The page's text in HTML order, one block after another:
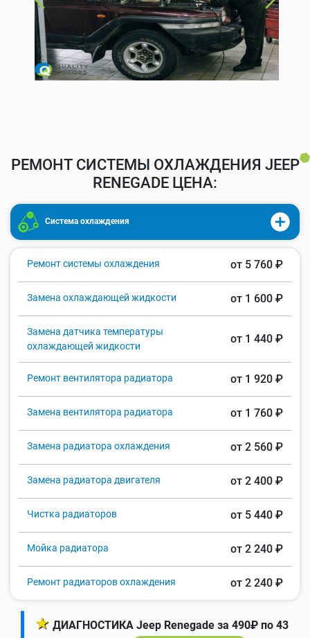
РЕМОНТ СИСТЕМЫ ОХЛАЖДЕНИЯ JEEP
RENEGADE ЦЕНА:
Система охлаждения
Ремонт системы охлаждения от 5 760 ₽
Замена охлаждающей жидкости от 1 600 ₽
Замена датчика температуры
охлаждающей жидкости
от 1 440 ₽
Ремонт вентилятора радиатора от 1 920 ₽
Замена вентилятора радиатора от 1 760 ₽
Замена радиатора охлаждения от 2 560 ₽
Замена радиатора двигателя от 2 400 ₽
Чистка радиаторов от 5 440 ₽
Мойка радиатора от 2 240 ₽
Ремонт радиаторов охлаждения от 2 240 ₽
★ ДИАГНОСТИКА Jeep Renegade за 490₽ по 43